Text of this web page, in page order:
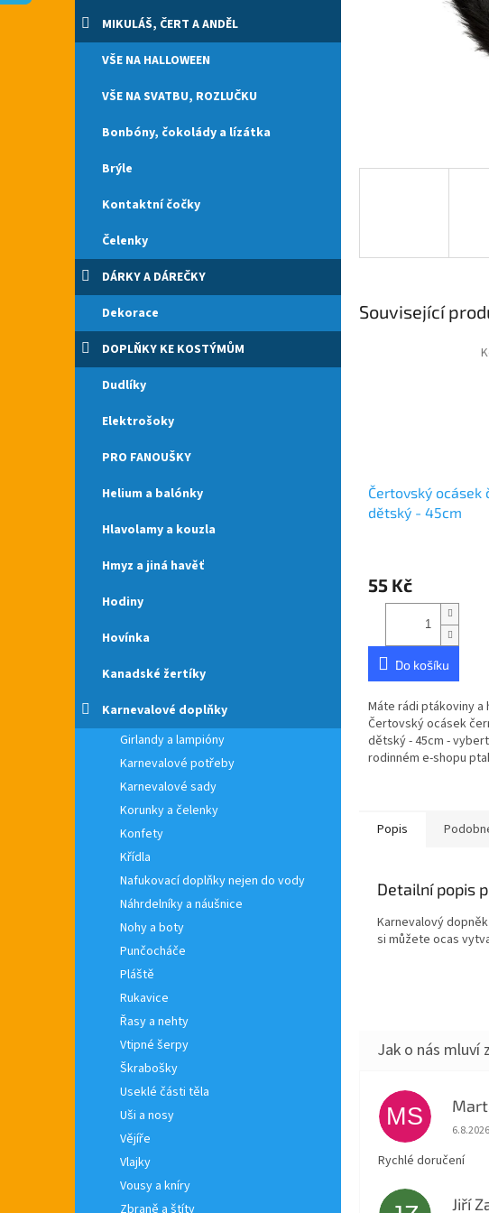
e
l
MIKULÁŠ, ČERT A ANDĚL
VŠE NA HALLOWEEN
VŠE NA SVATBU, ROZLUČKU
Bonbóny, čokolády a lízátka
Brýle
Kontaktní čočky
Čelenky
DÁRKY A DÁREČKY
Dekorace
DOPLŇKY KE KOSTÝMŮM
Dudlíky
Elektrošoky
PRO FANOUŠKY
Helium a balónky
Hlavolamy a kouzla
Hmyz a jiná havěť
Hodiny
Hovínka
Kanadské žertíky
Karnevalové doplňky
Girlandy a lampióny
Karnevalové potřeby
Karnevalové sady
Korunky a čelenky
Konfety
Křídla
Nafukovací doplňky nejen do vody
Náhrdelníky a náušnice
Nohy a boty
Punčocháče
Pláště
Rukavice
Řasy a nehty
Vtipné šerpy
Škrabošky
Useklé části těla
Uši a nosy
Vějíře
Vlajky
Vousy a kníry
Zbraně a štíty
Související
Čertovský ocásek
dětský - 45cm
produktu
hvězdiček.
55 Kč
Do košíku
Máte rádi ptákoviny a
Čertovský ocásek
dětský - 45cm -
rodinném e-shopu
Popis
Detailní popis
Karnevalový
si můžete ocas
MS
6.8.2026
Rychlé doručení
Jiří